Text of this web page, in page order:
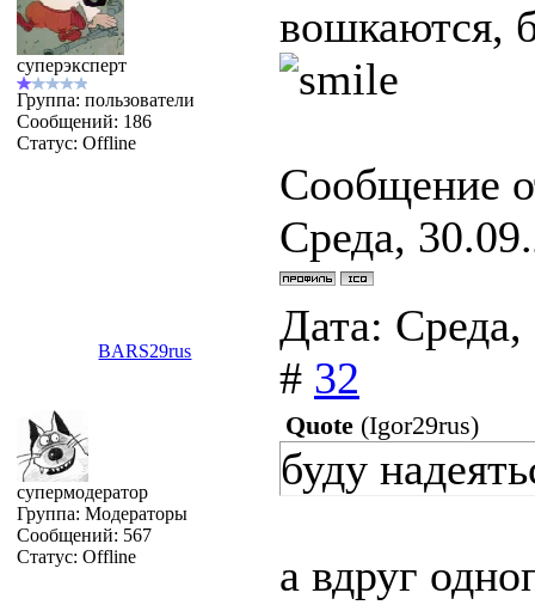
суперэксперт
Группа: пользователи
Сообщений: 186
Статус: Offline
вошкаются,
Сообщение
Среда,
BARS29rus
Дата:
# 32
супермодератор
Группа: Модераторы
Сообщений: 567
Статус: Offline
Quote(Igor29rus)
буду
а вдруг